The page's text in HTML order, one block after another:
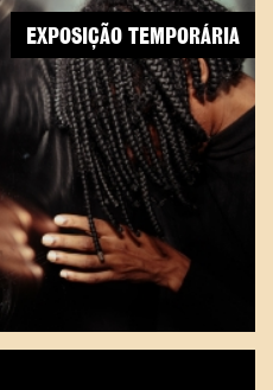
EXPOSIÇÃO TEMPORÁRIA